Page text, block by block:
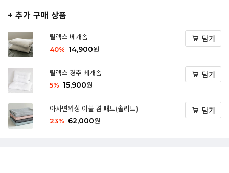
+ 추가 구매 상품
릴렉스 베개솜
40% 14,900원
담기
릴렉스 경추 베개솜
5% 15,900원
담기
아사면워싱 이불 겸 패드(솔리드)
23% 62,000원
담기